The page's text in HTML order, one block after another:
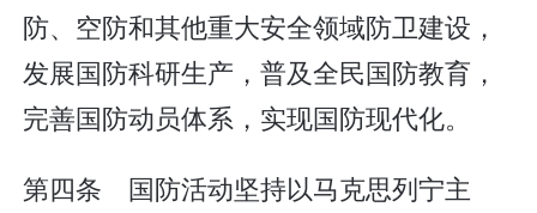
防、空防和其他重大安全领域防卫建设，
发展国防科研生产，普及全民国防教育，
完善国防动员体系，实现国防现代化。
第四条 国防活动坚持以马克思列宁主